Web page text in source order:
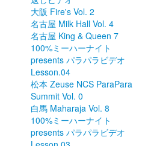
大阪 Fire's Vol. 2
名古屋 Milk Hall Vol. 4
名古屋 King & Queen 7
100%ミーハーナイト
presents パラパラビデオ
Lesson.04
松本 Zeuse NCS ParaPara
Summit Vol. 0
白馬 Maharaja Vol. 8
100%ミーハーナイト
presents パラパラビデオ